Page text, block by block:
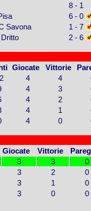
8 - 1
6 - 0
Savona
1 - 7
2 - 6
Giocate Vittorie
4 4
4 3
4 2
4 1
4 0
Giocate Vittorie
3 3
0
3 2
0
3 1
0
3 0 0